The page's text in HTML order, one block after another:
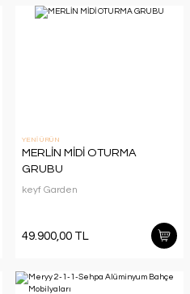
YENİ ÜRÜN
MERLİN MİDİ OTURMA
GRUBU
keyf Garden
49.900,00 TL